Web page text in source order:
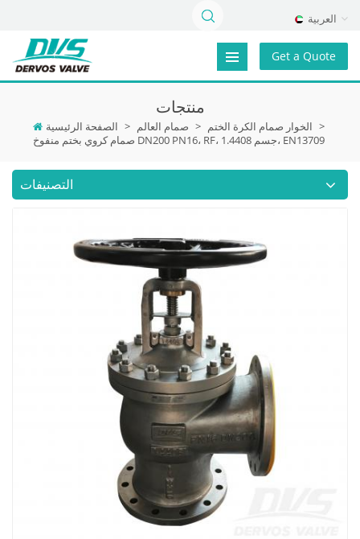
العربية
Get a Quote
منتجات
الصفحة الرئيسية > صمام العالم > الخوار صمام الكرة الختم >
صمام كروي بختم منفوخ DN200 PN16، RF، جسم 1.4408، EN13709
التصنيفات